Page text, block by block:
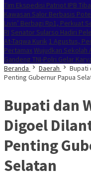
Tim Ekspedisi Patriot IPB
Kawasan Salor Berbasis
Livin’ Berbagi Rp1, Perkuat
RI Senator Sularso Hadiri
At-Taqwa Kurik 1 Agustus,
PertamaxWujudkan Sekolah
Gandeng TNI-Polri Gelar
Beranda
Daerah
Bupati
Penting Gubernur Papua
Bupati dan
Digoel
Penting
Selatan